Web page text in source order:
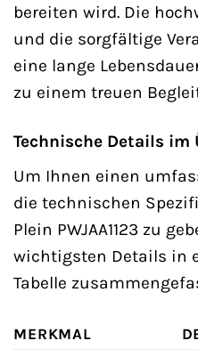
bereiten wird. Die
und die sorgfältige
eine lange
zu einem treuen
Technische Details im
Um Ihnen einen
die technischen
Plein PWJAA1123 zu
wichtigsten Details in
Tabelle
MERKMAL